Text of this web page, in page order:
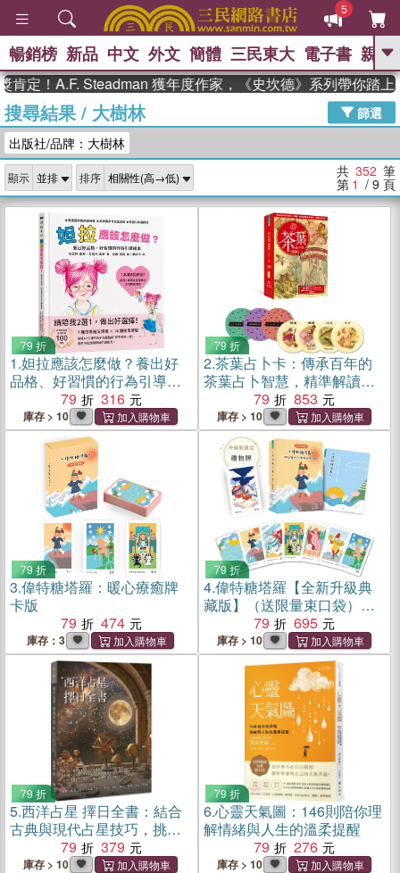
5
GO
高希均教授回憶錄
、 The Odyssey 、 父親節 、 如果歷
獎 臺灣漫遊錄 、 方念華 、 台灣的李
登輝時代
數學女孩：黎曼猜想 、
偉大的迷走神經
暢銷榜 新品 中文 外文 簡體 三民東大 電子書 親子
Steadman 獲年度作家，《史坎德》系列帶你踏上熱血奇
搜尋結果/ 大樹林
篩選
出版社/品牌：大樹林
顯示 排序 共 352 筆
第 1 / 9 頁
79 折
1.妲拉應該怎麼做？養出好
品格、好習慣的行為引導繪
79 316
庫存 > 10
79 折
2.茶葉占卜卡：傳承百年的
茶葉占卜智慧，精準解讀未
來運勢、洞悉生命方向【新
裝版】
79 853
庫存 > 10
79 折
3.偉特糖塔羅：暖心療癒牌
卡版
79
474
庫存：3
79 折
4.偉特糖塔羅【全新升級典
藏版】（送限量束口袋）：
用溫柔可愛的方式，陪你讀
懂78張塔羅牌
79 695
庫存 > 10
79 折
5.西洋占星 擇日全書：結合
古典與現代占星技巧，挑出
星盤最佳時間點
79 379
庫存 > 10
79 折
6.心靈天氣圖：146則陪你理
解情緒與人生的溫柔提醒
79
276
庫存 > 10